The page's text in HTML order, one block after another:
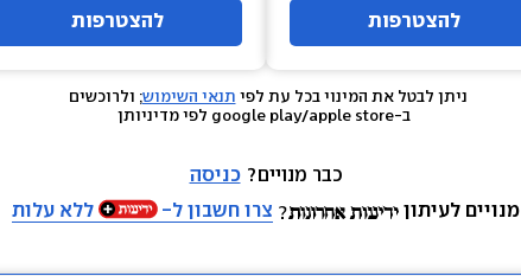
להצטרפות להצטרפות
ניתן לבטל את המינוי בכל עת לפי תנאי השימוש; ולרוכשים
כבר מנויים? כניסה
מנויים לעיתון
צרו חשבון ל- ללא עלות